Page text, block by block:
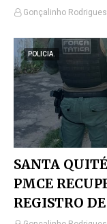
Gonçalinho
POLICIA.
SANTA
PMCE
REGISTRO